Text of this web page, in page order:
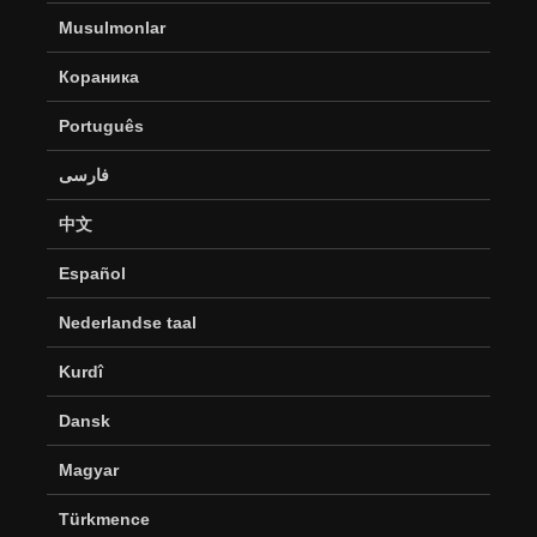
Musulmonlar
Кораника
Português
فارسی
中文
Español
Nederlandse taal
Kurdî
Dansk
Magyar
Türkmence